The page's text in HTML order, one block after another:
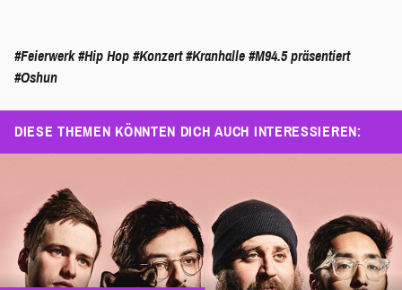
#Feierwerk #Hip Hop #Konzert #Kranhalle #M94.5 präsentiert
#Oshun
DIESE THEMEN KÖNNTEN DICH AUCH INTERESSIEREN: